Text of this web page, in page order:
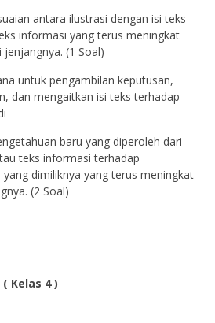
antara ilustrasi dengan isi teks
informasi yang terus meningkat
jenjangnya. (1 Soal)
untuk pengambilan keputusan,
dan mengaitkan isi teks terhadap
baru yang diperoleh dari
teks informasi terhadap
dimiliknya yang terus meningkat
(2 Soal)
Kelas 4 )